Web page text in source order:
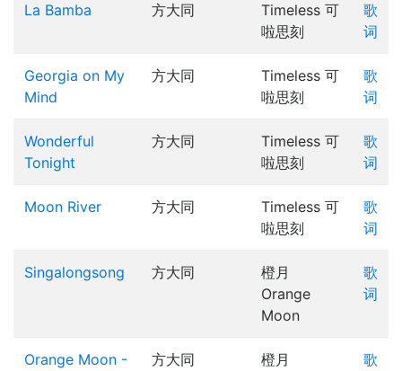
La Bamba 方大同
Timeless 可
啦思刻
歌
词
Georgia on My
Mind
方大同
Timeless 可
啦思刻
歌
词
Wonderful
Tonight
方大同
Timeless 可
啦思刻
歌
词
Moon River 方大同
Timeless 可
啦思刻
歌
词
Singalongsong 方大同
橙月
Orange
Moon
歌
词
Orange Moon -
方大同
橙月
歌